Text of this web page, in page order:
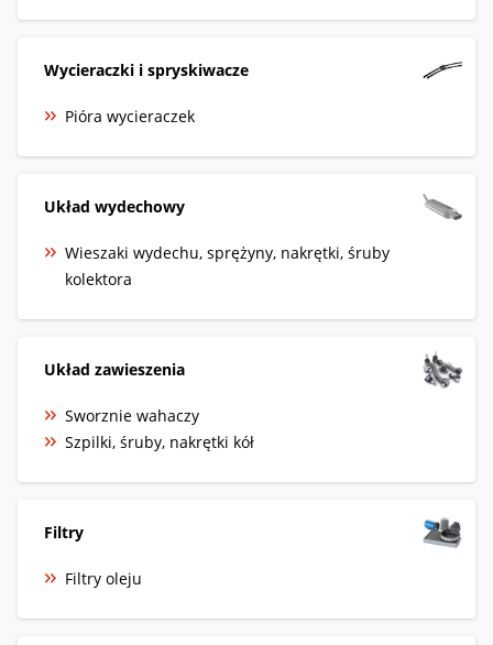
Wycieraczki i spryskiwacze
Pióra wycieraczek
Układ wydechowy
Wieszaki wydechu, sprężyny, nakrętki, śruby
kolektora
Układ zawieszenia
Sworznie wahaczy
Szpilki, śruby, nakrętki kół
Filtry
Filtry oleju